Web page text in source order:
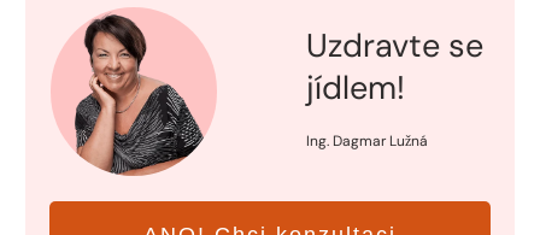
Uzdravte se
jídlem!
Ing. Dagmar Lužná